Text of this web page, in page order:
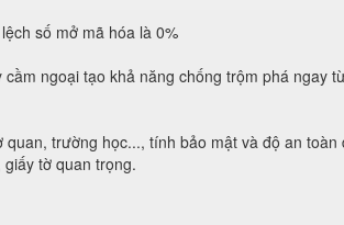
số mở mã hóa là 0%
ngoại tạo khả năng chống trộm phá ngay
trường học..., tính bảo mật và độ an
tờ quan trọng.